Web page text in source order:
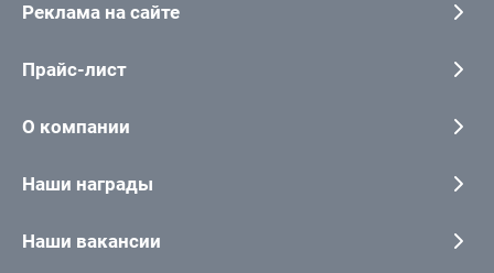
Реклама на сайте
Прайс-лист
О компании
Наши награды
Наши вакансии